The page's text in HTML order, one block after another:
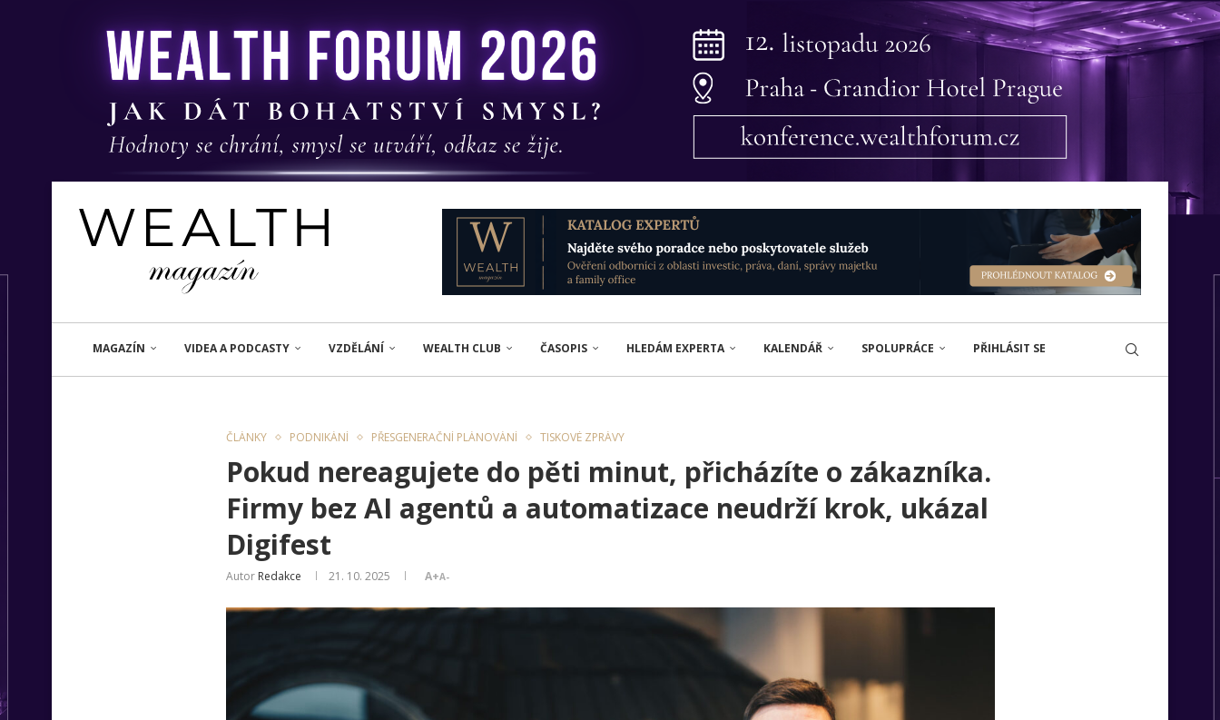
MAGAZÍN VIDEA A PODCASTY VZDĚLÁNÍ WEALTH CLUB ČASOPIS HLEDÁM EXPERTA KALENDÁŘ SPOLUPRÁCE PŘIHLÁSIT SE
ČLÁNKY PODNIKÁNÍ PŘESGENERAČNÍ PLÁNOVÁNÍ TISKOVÉ ZPRÁVY
Pokud nereagujete do pěti minut, přicházíte o zákazníka.
Firmy bez AI agentů a automatizace neudrží krok, ukázal
Digifest
Autor Redakce 21. 10. 2025 A+A-